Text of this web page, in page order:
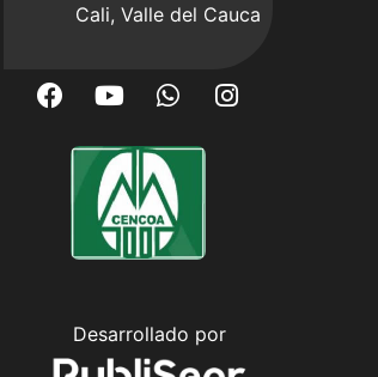
Cali, Valle del Cauca
Desarrollado por